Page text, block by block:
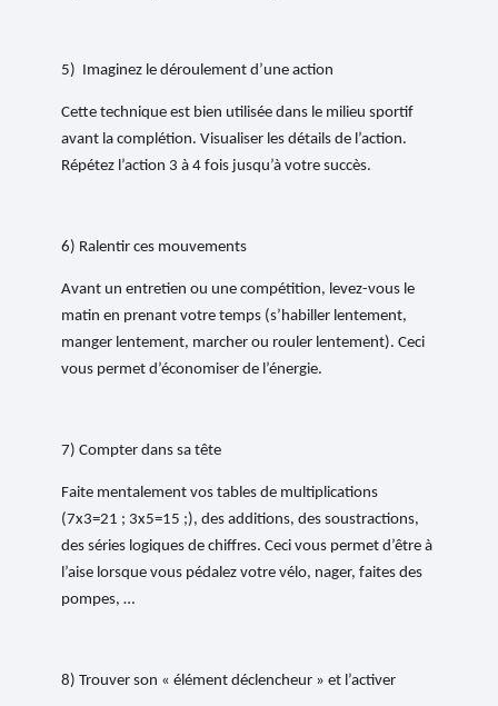
5) Imaginez le déroulement d’une action
Cette technique est bien utilisée dans le milieu sportif
avant la complétion. Visualiser les détails de l’action.
Répétez l’action 3 à 4 fois jusqu’à votre succès.
6) Ralentir ces mouvements
Avant un entretien ou une compétition, levez-vous le
matin en prenant votre temps (s’habiller lentement,
manger lentement, marcher ou rouler lentement). Ceci
vous permet d’économiser de l’énergie.
7) Compter dans sa tête
Faite mentalement vos tables de multiplications
(7x3=21 ; 3x5=15 ;), des additions, des soustractions,
des séries logiques de chiffres. Ceci vous permet d’être à
l’aise lorsque vous pédalez votre vélo, nager, faites des
pompes, …
8) Trouver son « élément déclencheur » et l’activer